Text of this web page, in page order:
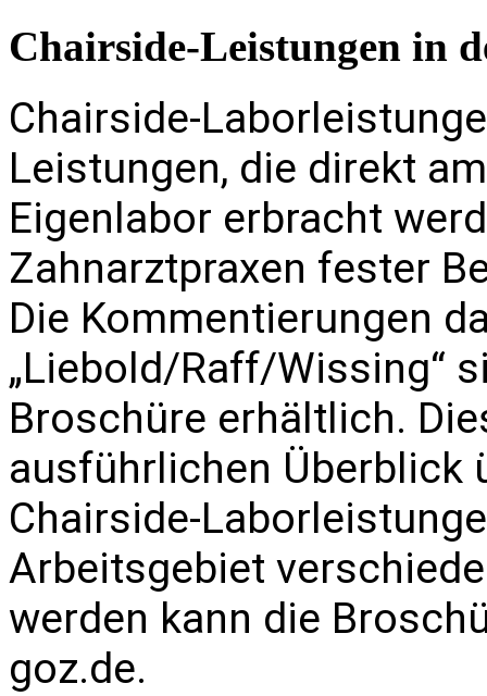
Chairside-Leistungen in
Chairside-
Leistungen, die direkt
Eigenlabor erbracht
Zahnarztpraxen fester
Die Kommentierungen
„Liebold/Raff/Wissing“
Broschüre erhältlich.
ausführlichen Überblick
Chairside-
Arbeitsgebiet
werden kann die
goz.de.